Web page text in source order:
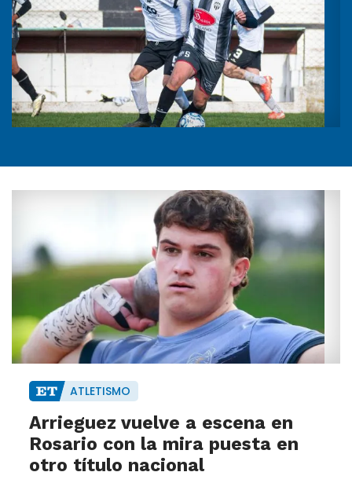
ATLETISMO
Arrieguez vuelve a escena en
Rosario con la mira puesta en
otro título nacional